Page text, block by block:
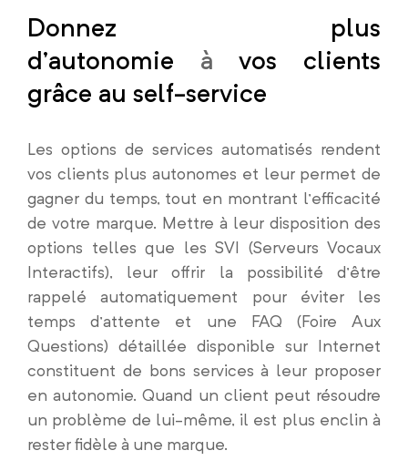
Donnez plus
d’autonomie àvos clients
grâce au self-service
Les options de services automatisés rendent
vos clients plus autonomes et leur permet de
gagner du temps, tout en montrant l’efficacité
de votre marque. Mettre à leur disposition des
options telles que les SVI (Serveurs Vocaux
Interactifs), leur offrir la possibilité d’être
rappelé automatiquement pour éviter les
temps d’attente et une FAQ (Foire Aux
Questions) détaillée disponible sur Internet
constituent de bons services à leur proposer
en autonomie. Quand un client peut résoudre
un problème de lui-même, il est plus enclin à
rester fidèle à une marque.